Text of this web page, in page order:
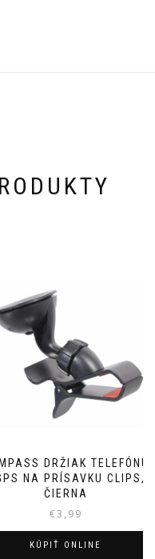
DRŽIAK TELEFÓNU
NA PRÍSAVKU CLIPS,
ČIERNA
€3,99
KÚPIŤ ONLINE